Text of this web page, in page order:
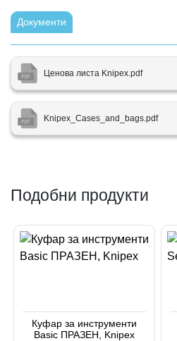
Документи
Ценова листа Knipex.pdf
Knipex_Cases_and_bags.pdf
Подобни продукти
Куфар за инструменти
Basic ПРАЗЕН, Knipex